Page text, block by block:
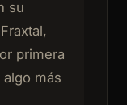
su
primera
más